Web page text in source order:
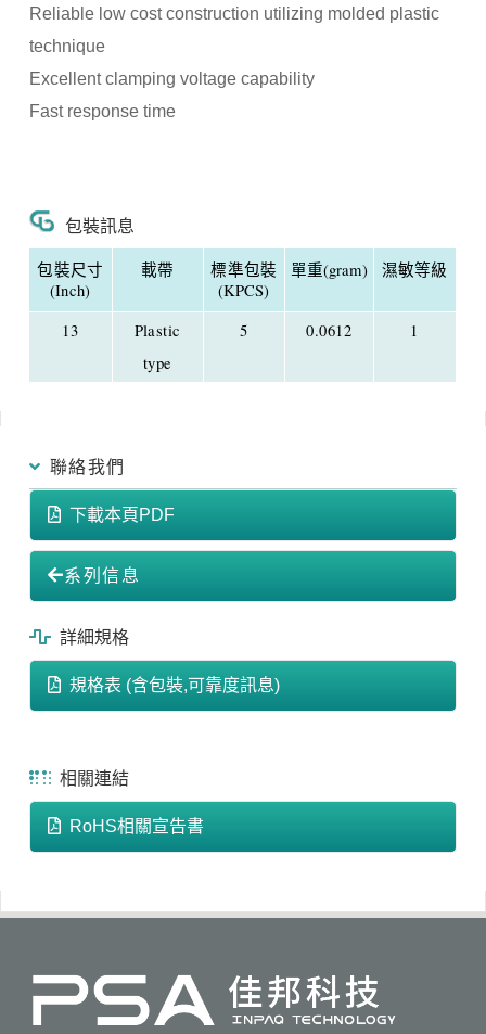
Reliable low cost construction utilizing molded plastic
technique
Excellent clamping voltage capability
Fast response time
包裝訊息
包裝尺寸
(Inch)
載帶
標準包裝
(KPCS)
單重(gram) 濕敏等級
13
Plastic
type
5 0.0612 1
聯絡我們
下載本頁PDF
系列信息
詳細規格
規格表 (含包裝,可靠度訊息)
相關連結
RoHS相關宣告書